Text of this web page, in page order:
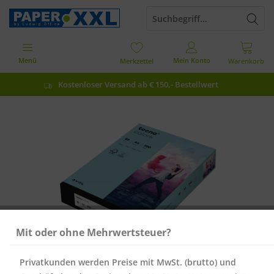
Kostenloser Versand ab € 150,- Bestellwert
Warenkorb
Merkzettel Mein Konto
Menü
Mit oder ohne Mehrwertsteuer?
Privatkunden werden Preise mit MwSt. (brutto) und